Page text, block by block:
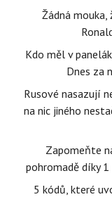
Žádná mouka,
Kdo měl v
Dnes za
Rusové nasazují
na nic jiného
Zapomeňte
pohromadě díky
5 kódů, které